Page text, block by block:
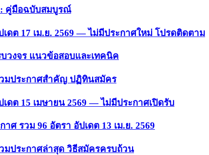
คู่มือฉบับสมบูรณ์
ดต 17 เม.ย. 2569 — ไม่มีประกาศใหม่ โปรดติดตาม
วงจร แนวข้อสอบและเทคนิค
วมประกาศสำคัญ ปฏิทินสมัคร
ดต 15 เมษายน 2569 — ไม่มีประกาศเปิดรับ
ศ รวม 96 อัตรา อัปเดต 13 เม.ย. 2569
มประกาศล่าสุด วิธีสมัครครบถ้วน